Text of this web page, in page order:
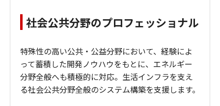
社会公共分野のプロフェッショナル
特殊性の高い公共・公益分野において、経験によ
って蓄積した開発ノウハウをもとに、エネルギー
分野全般へも積極的に対応。生活インフラを支え
る社会公共分野全般のシステム構築を支援します。